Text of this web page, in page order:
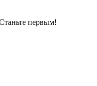
первым!